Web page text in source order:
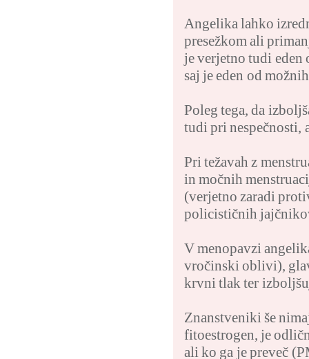
Angelika lahko
presežkom ali
je verjetno tudi
saj je eden od
Poleg tega, da
tudi pri nespečnosti,
Pri težavah z
in močnih
(verjetno zaradi
policističnih
V menopavzi
vročinski oblivi),
krvni tlak ter
Znanstveniki še
fitoestrogen, je
ali ko ga je preveč